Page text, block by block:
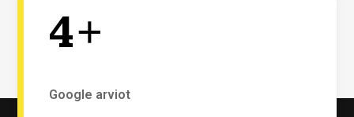
4+
Google arviot